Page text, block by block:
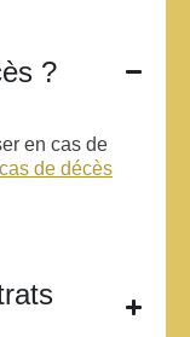
?
en cas de
de décès